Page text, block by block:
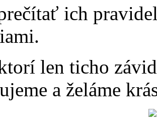
ich
len ticho
a želáme